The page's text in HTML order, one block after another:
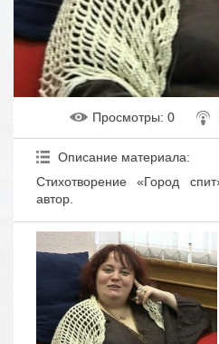
Просмотры: 0
Описание материала:
Стихотворение «Город
автор.